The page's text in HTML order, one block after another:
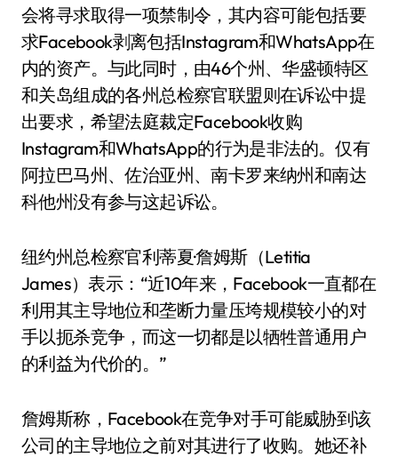
会将寻求取得一项禁制令，其内容可能包括要
求Facebook剥离包括Instagram和WhatsApp在
内的资产。与此同时，由46个州、华盛顿特区
和关岛组成的各州总检察官联盟则在诉讼中提
出要求，希望法庭裁定Facebook收购
Instagram和WhatsApp的行为是非法的。仅有
阿拉巴马州、佐治亚州、南卡罗来纳州和南达
科他州没有参与这起诉讼。
纽约州总检察官利蒂夏·詹姆斯（Letitia
James）表示：“近10年来，Facebook一直都在
利用其主导地位和垄断力量压垮规模较小的对
手以扼杀竞争，而这一切都是以牺牲普通用户
的利益为代价的。”
詹姆斯称，Facebook在竞争对手可能威胁到该
公司的主导地位之前对其进行了收购。她还补